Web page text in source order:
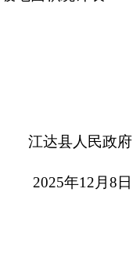
江达县人 民政府
2025年12月 8 日